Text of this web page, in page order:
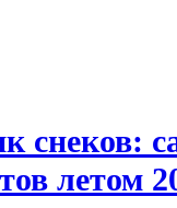
снеков:
летом